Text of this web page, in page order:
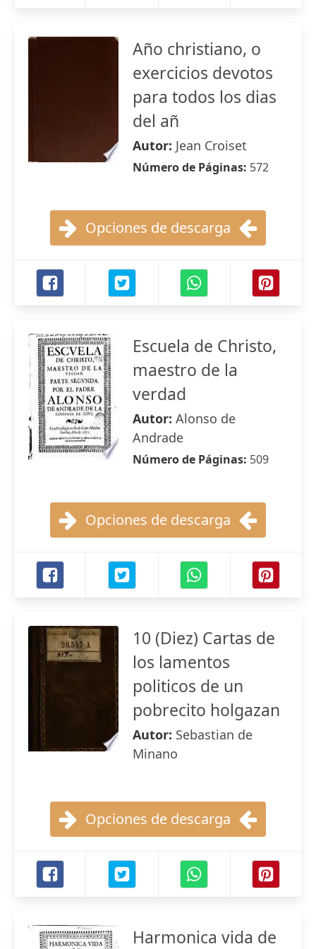
Año christiano, o
exercicios devotos
para todos los dias
del añ
Autor: Jean Croiset
Número de Páginas: 572
Opciones de descarga
Escuela de Christo,
maestro de la
verdad
Autor: Alonso de
Andrade
Número de Páginas: 509
Opciones de descarga
10 (Diez) Cartas de
los lamentos
politicos de un
pobrecito holgazan
Autor: Sebastian de
Minano
Opciones de descarga
Harmonica vida de